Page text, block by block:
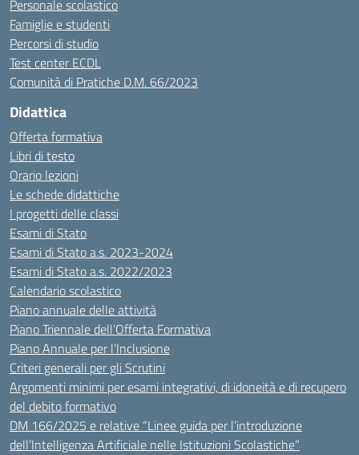
Personale scolastico
Famiglie e studenti
Percorsi di studio
Test center ECDL
Comunità di Pratiche D.M. 66/2023
Didattica
Offerta formativa
Libri di testo
Orario lezioni
Le schede didattiche
I progetti delle classi
Esami di Stato
Esami di Stato a.s. 2023-2024
Esami di Stato a.s. 2022/2023
Calendario scolastico
Piano annuale delle attività
Piano Triennale dell’Offerta Formativa
Piano Annuale per l’Inclusione
Criteri generali per gli Scrutini
Argomenti minimi per esami integrativi, di idoneità e di recupero
del debito formativo
DM 166/2025 e relative “Linee guida per l’introduzione
dell’Intelligenza Artificiale nelle Istituzioni Scolastiche”